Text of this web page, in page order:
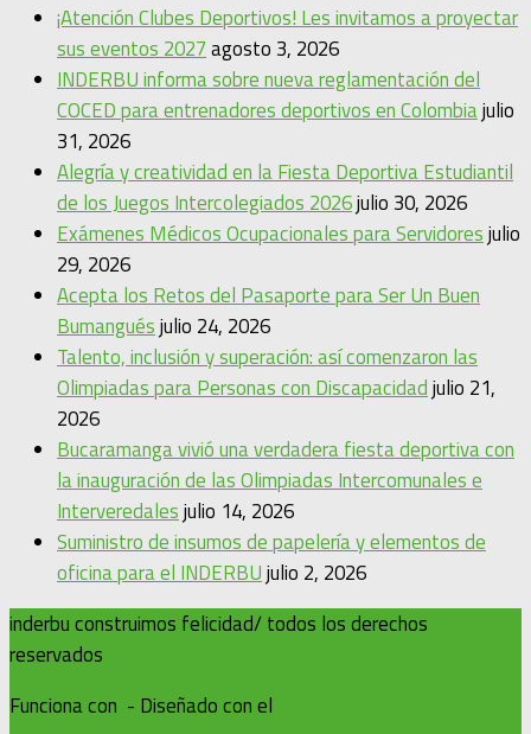
¡Atención Clubes Deportivos! Les invitamos a proyectar
sus eventos 2027agosto 3, 2026
INDERBU informa sobre nueva reglamentación del
COCED para entrenadores deportivos en Colombiajulio
31, 2026
Alegría y creatividad en la Fiesta Deportiva Estudiantil
de los Juegos Intercolegiados 2026julio 30, 2026
Exámenes Médicos Ocupacionales para Servidoresjulio
29, 2026
Acepta los Retos del Pasaporte para Ser Un Buen
Bumanguésjulio 24, 2026
Talento, inclusión y superación: así comenzaron las
Olimpiadas para Personas con Discapacidadjulio 21,
2026
Bucaramanga vivió una verdadera fiesta deportiva con
la inauguración de las Olimpiadas Intercomunales e
Interveredalesjulio 14, 2026
Suministro de insumos de papelería y elementos de
oficina para el INDERBUjulio 2, 2026
inderbu construimos felicidad/ todos los derechos
reservados
Funciona con - Diseñado con el